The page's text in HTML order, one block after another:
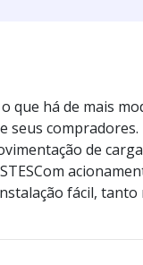
que há de mais
seus
de
fácil,